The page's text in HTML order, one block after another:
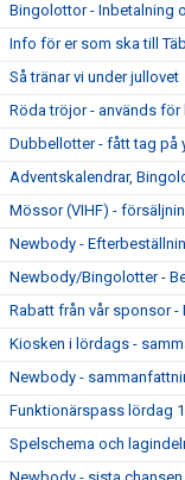
Bingolottor - Inbetalning
Info för er som ska till
Så tränar vi under jullovet
Röda tröjor - används
Dubbellotter - fått tag på
Adventskalendrar,
Mössor (VIHF) -
Newbody -
Newbody/Bingolotter -
Rabatt från vår sponsor
Kiosken i lördags -
Newbody -
Funktionärspass lördag
Spelschema och